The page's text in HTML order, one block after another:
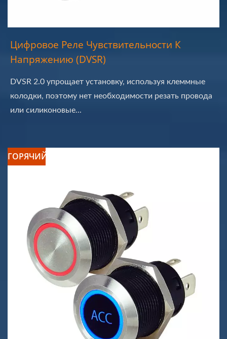
Цифровое Реле Чувствительности К
Напряжению (DVSR)
DVSR 2.0 упрощает установку, используя клеммные
колодки, поэтому нет необходимости резать провода
или силиконовые...
ГОРЯЧИЙ